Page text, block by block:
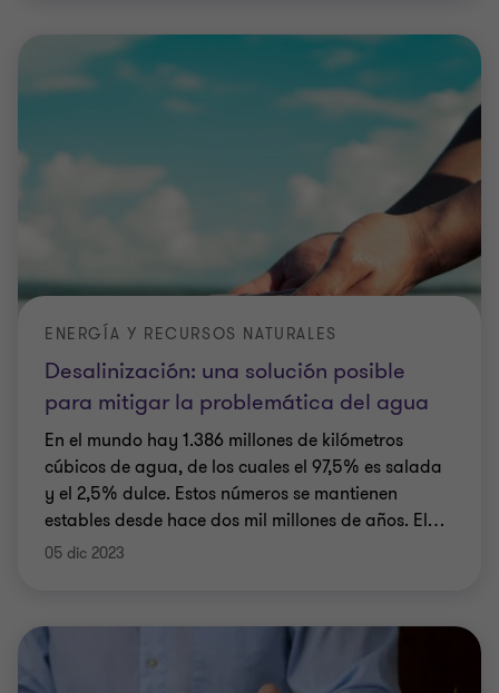
Desalinización: una solución posible
para mitigar la problemática del agua
ENERGÍA Y RECURSOS NATURALES
En el mundo hay 1.386 millones de kilómetros
cúbicos de agua, de los cuales el 97,5% es salada
y el 2,5% dulce. Estos números se mantienen
estables desde hace dos mil millones de años. El…
05 dic 2023